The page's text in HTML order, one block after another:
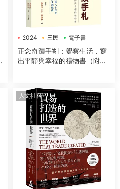
2024 三民 電子書
正念奇蹟手劄：覺察生活，寫
出平靜與幸福的禮物書（附贈
人文社科